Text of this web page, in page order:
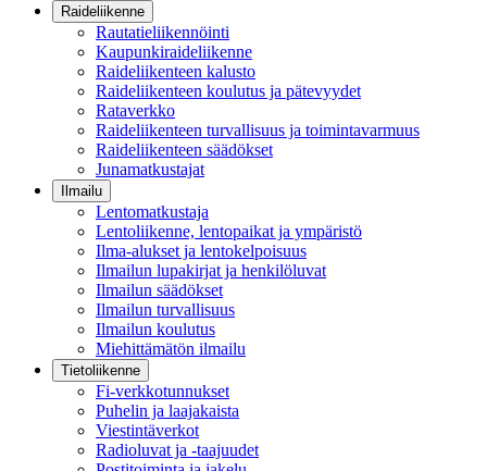
Raideliikenne
Rautatieliikennöinti
Kaupunkiraideliikenne
Raideliikenteen kalusto
Raideliikenteen koulutus ja pätevyydet
Rataverkko
Raideliikenteen turvallisuus ja toimintavarmuus
Raideliikenteen säädökset
Junamatkustajat
Ilmailu
Lentomatkustaja
Lentoliikenne, lentopaikat ja ympäristö
Ilma-alukset ja lentokelpoisuus
Ilmailun lupakirjat ja henkilöluvat
Ilmailun säädökset
Ilmailun turvallisuus
Ilmailun koulutus
Miehittämätön ilmailu
Tietoliikenne
Fi-verkkotunnukset
Puhelin ja laajakaista
Viestintäverkot
Radioluvat ja -taajuudet